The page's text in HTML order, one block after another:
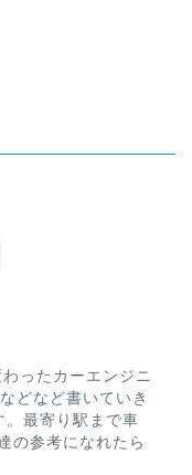
ったカーエンジニ
どなど書いていき
。最寄り駅まで車
の参考になれたら